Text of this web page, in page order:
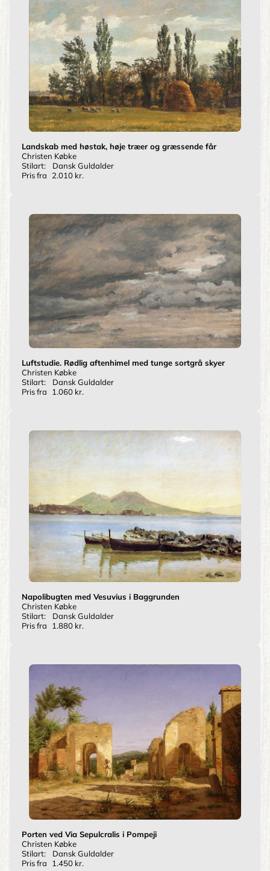
Landskab med høstak, høje træer og græssende får
Christen Købke
Stilart:
Dansk Guldalder
Pris fra
2.010 kr.
Luftstudie. Rødlig aftenhimel med tunge sortgrå skyer
Christen Købke
Stilart:
Dansk Guldalder
Pris fra
1.060 kr.
Napolibugten med Vesuvius i Baggrunden
Christen Købke
Stilart:
Dansk Guldalder
Pris fra
1.880 kr.
Porten ved Via Sepulcralis i Pompeji
Christen Købke
Stilart:
Dansk Guldalder
Pris fra
1.450 kr.